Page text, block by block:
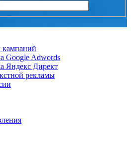
кампаний
Google Adwords
Яндекс Директ
рекламы